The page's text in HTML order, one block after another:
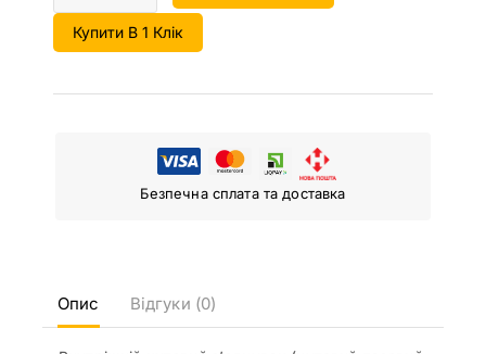
Купити В 1 Клік
Безпечна сплата та доставка
Опис Відгуки (0)